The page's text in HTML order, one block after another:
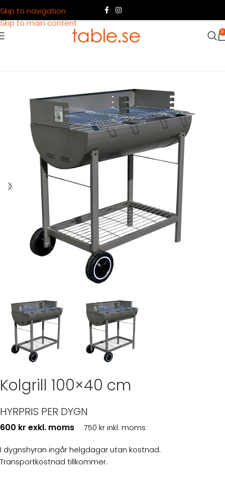
Skip to navigation
Skip to main content
0
Köksutrustning Tillagning
Kolgrill 100×40 cm
HYRPRIS PER DYGN
600 kr exkl. moms 750 kr inkl. moms
I dygnshyran ingår helgdagar utan kostnad.
Transportkostnad tillkommer.